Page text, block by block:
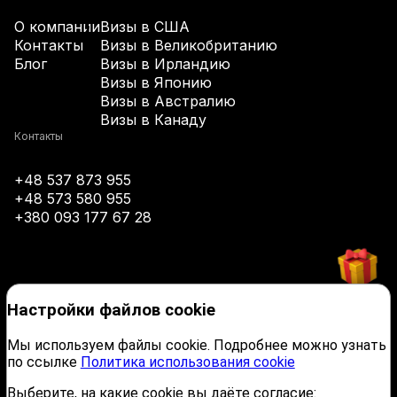
+43
+1-242
+973
+1-246
+32
Визы в США
Визы в Великобританию
Визы в Ирландию
Визы в Японию
Визы в Австралию
Визы в Канаду
О компании
Контакты
Блог
Контакты
+48 537 873 955
+48 573 580 955
+380 093 177 67 28
Настройки файлов cookie
Мы используем файлы cookie. Подробнее можно узнать
по ссылке Политика использования cookie
Выберите, на какие cookie вы даёте согласие: